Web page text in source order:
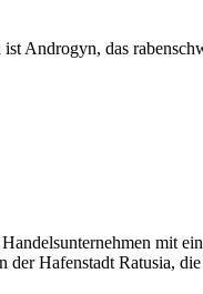
Androgyn, das
mit
Hafenstadt Ratusia,